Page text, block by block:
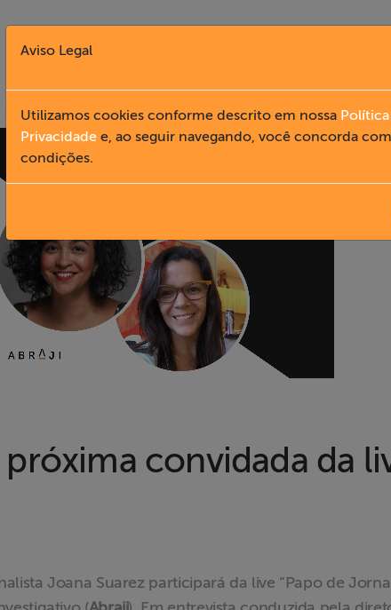
próxima convidada da
Joana Suarez participará da live “Papo de
Aviso Legal
Utilizamos cookies conforme descrito em nossa
Privacidade e, ao seguir navegando, você concorda com
condições.